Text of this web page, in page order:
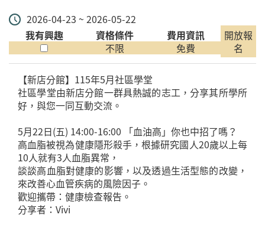
2026-04-23 ~ 2026-05-22
我有興趣
資格條件
不限
費用資訊
免費
開放報
名
【新店分館】115年5月社區學堂
社區學堂由新店分館一群具熱誠的志工，分享其所學所
好，與您一同互動交流。
5月22日(五) 14:00-16:00 「血油高」你也中招了嗎？
高血脂被視為健康隱形殺手，根據研究國人20歲以上每
10人就有3人血脂異常，
談談高血脂對健康的影響，以及透過生活型態的改變，
來改善心血管疾病的風險因子。
歡迎攜帶：健康檢查報告。
分享者：Vivi